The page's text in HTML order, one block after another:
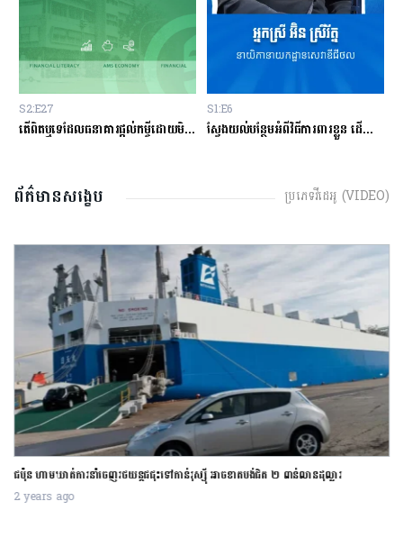
S2:E27
តើពិតឬទេដែលធនាគារផ្ដល់កម្ចីដោយមិនសិក្សាលើលទ្ធភាពសងត្រឡប់?
S1:E6
ស្វែងយល់បន្ថែមអំពីវិធីការពារខ្លួន ដើម្បីជៀសវាងពីការឆបោកតាមបច្ចេកវិទ្យាហិរញ្ញវត្ថុ!
ព័ត៌មានសង្ខេប ប្រភេទវីដេអូ (VIDEO)
ជប៉ុន ហាមឃាត់ការនាំចេញរថយន្តជជុះទៅកាន់រុស្ស៊ី អាចខាតបង់ជិត ២ ពាន់លានដុល្លារ
2 years ago